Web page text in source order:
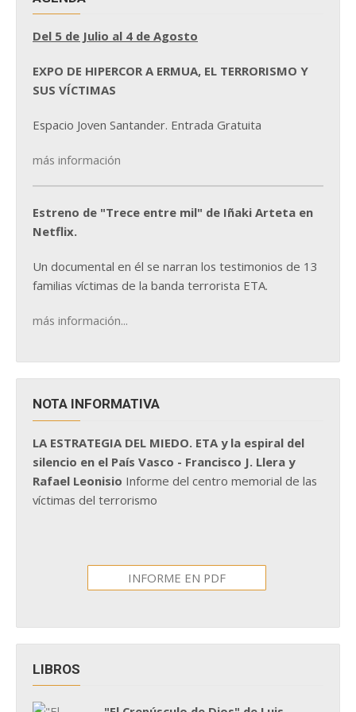
Del 5 de Julio al 4 de Agosto
EXPO DE HIPERCOR A ERMUA, EL TERRORISMO Y
SUS VÍCTIMAS
Espacio Joven Santander. Entrada Gratuita
más información
Estreno de "Trece entre mil" de Iñaki Arteta en
Netflix.
Un documental en él se narran los testimonios de 13
familias víctimas de la banda terrorista ETA.
más información...
NOTA INFORMATIVA
LA ESTRATEGIA DEL MIEDO. ETA y la espiral del
silencio en el País Vasco - Francisco J. Llera y
Rafael Leonisio Informe del centro memorial de las
víctimas del terrorismo
INFORME EN PDF
LIBROS